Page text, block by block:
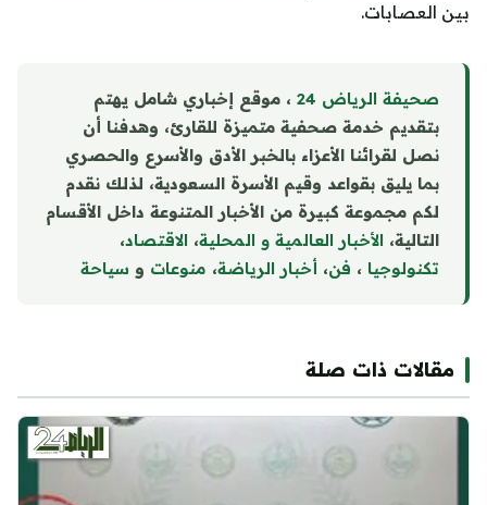
بين العصابات.
صحيفة الرياض 24
، موقع إخباري شامل يهتم
بتقديم خدمة صحفية متميزة للقارئ، وهدفنا أن
نصل لقرائنا الأعزاء بالخبر الأدق والأسرع والحصري
بما يليق بقواعد وقيم الأسرة السعودية، لذلك نقدم
لكم مجموعة كبيرة من الأخبار المتنوعة داخل الأقسام
التالية، الأخبار العالمية و المحلية، الاقتصاد،
تكنولوجيا ، فن، أخبار الرياضة، منوعات و سياحة
مقالات ذات صلة